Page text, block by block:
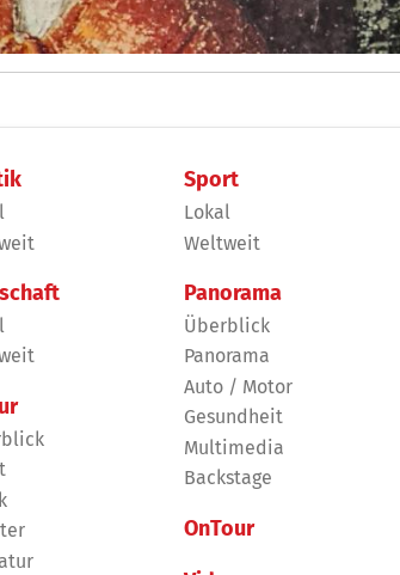
Sport
Lokal
Weltweit
Panorama
Überblick
Panorama
Auto / Motor
Gesundheit
Multimedia
Backstage
OnTour